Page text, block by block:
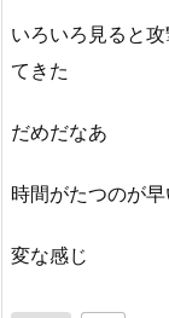
いろいろ見ると
てきた
だめだなあ
時間がたつのが
変な感じ